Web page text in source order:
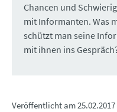
Chancen und
mit Informanten. Was
schützt man seine
mit ihnen ins
Veröffentlicht am